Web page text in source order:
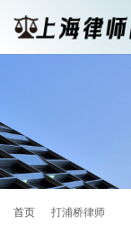
首页 打浦桥律师